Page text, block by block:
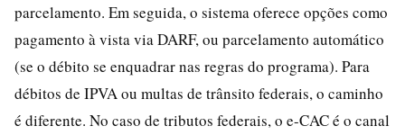
parcelamento. Em seguida, o sistema oferece opções como
pagamento à vista via DARF, ou parcelamento automático
(se o débito se enquadrar nas regras do programa). Para
débitos de IPVA ou multas de trânsito federais, o caminho
é diferente. No caso de tributos federais, o e-CAC é o canal